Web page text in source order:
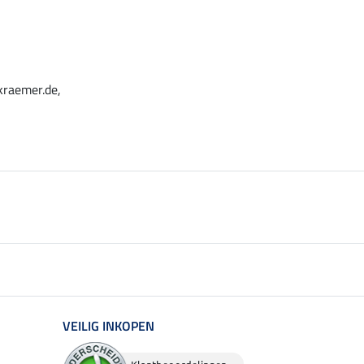
VEILIG INKOPEN